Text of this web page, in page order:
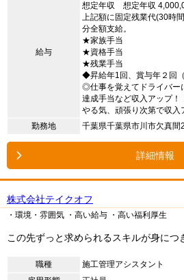
給与
想定年収 想定年収
上記額に固定残業代(30時
分全額支給。
★家族手当
★資格手当
★残業手当
◆昇給年1回、賞与年２回（
◎仕事を覚えてドライバー
達成手当など収入アップ！
やる気、頑張り次第で収入
勤務地
千葉県千葉県市川市欠真間
詳細情報
株式会社テイクオフ
・環境・雰囲気 ・高い給与 ・高い福利厚生
この先ずっと求められるスキルが身につ
職種
施工管理アシスタント